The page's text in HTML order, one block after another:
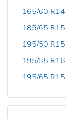
165/60 R14
185/65 R15
195/50 R15
195/55 R16
195/65 R15